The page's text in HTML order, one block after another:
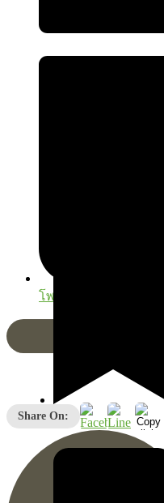
โพสต์เมื่อ
โรคหลอดเลือดสมอง
Share On: